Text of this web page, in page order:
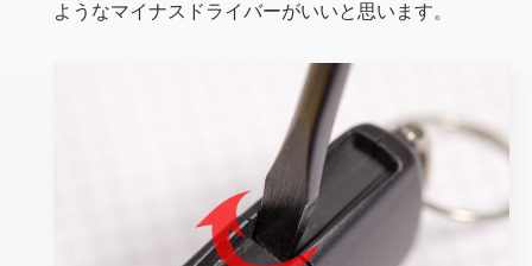
ようなマイナスドライバーがいいと思います。